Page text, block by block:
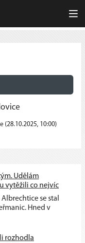
(28.10.2025, 10:00)
Udělám
vytěžili co nejvíc
se stal
Hned v
rozhodla